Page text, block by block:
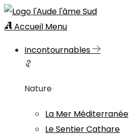
Accueil Menu
Incontournables
Nature
La Mer Méditerranée
Le Sentier Cathare